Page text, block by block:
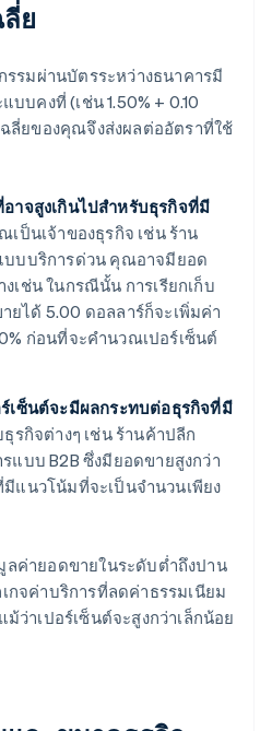
ย
รรมผ่านบัตรระหว่างธนาคารมี
บคงที่ (เช่น 1.50% + 0.10
ลี่ยของคุณจึงส่งผลต่ออัตราที่ใช้
าจสูงเกินไปสำหรับธุรกิจที่มี
เป็นเจ้าของธุรกิจ เช่น ร้าน
บบบริการด่วน คุณอาจมียอด
เช่น ในกรณีนั้น การเรียกเก็บ
ายได้ 5.00 ดอลลาร์ก็จะเพิ่มค่า
ก่อนที่จะคำนวณเปอร์เซ็นต์
เซ็นต์จะมีผลกระทบต่อธุรกิจที่มี
รกิจต่างๆ เช่น ร้านค้าปลีก
แบบ B2B ซึ่งมียอดขายสูงกว่า
แนวโน้มที่จะเป็นจำนวนเพียง
ค่ายอดขายในระดับต่ำถึงปาน
กจค่าบริการที่ลดค่าธรรมเนียม
ว่าเปอร์เซ็นต์จะสูงกว่าเล็กน้อย